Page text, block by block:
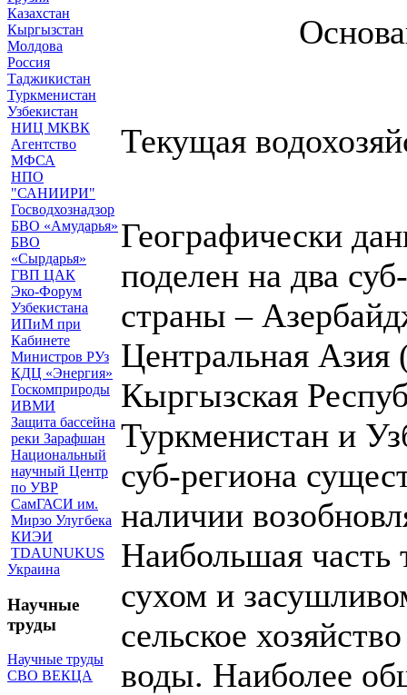
Казахстан
Кыргызстан
Молдова
Россия
Таджикистан
Туркменистан
Узбекистан
НИЦ МКВК
Агентство
МФСА
НПО
"САНИИРИ"
Госводхознадзор
БВО «Амударья»
БВО
«Сырдарья»
ГВП ЦАК
Эко-Форум
Узбекистана
ИПиМ при
Кабинете
Министров РУз
КДЦ «Энергия»
Госкомприроды
ИВМИ
Защита бассейна
реки Зарафшан
Национальный
научный Центр
по УВР
СамГАСИ им.
Мирзо Улугбека
КИЭИ
TDAUNUKUS
Украина
Научные
труды
Научные труды
СВО ВЕКЦА
Текущая
Географически
поделен на два
страны –
Центральная Азия
Кыргызская
Туркменистан и
суб-региона
наличии
Наибольшая часть
сухом и
сельское
воды. Наиболее